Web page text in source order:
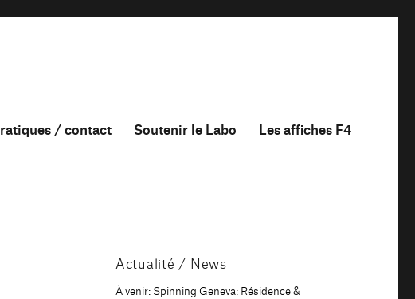
/ contact Soutenir le Labo Les affiches F4
Actualité / News
À venir: Spinning Geneva: Résidence &